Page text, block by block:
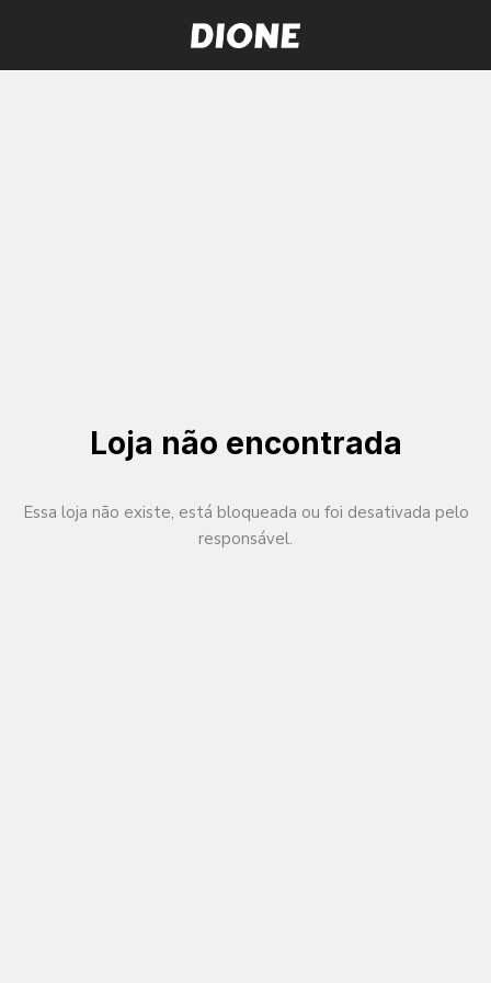
Loja não encontrada
Essa loja não existe, está bloqueada ou foi desativada pelo
responsável.